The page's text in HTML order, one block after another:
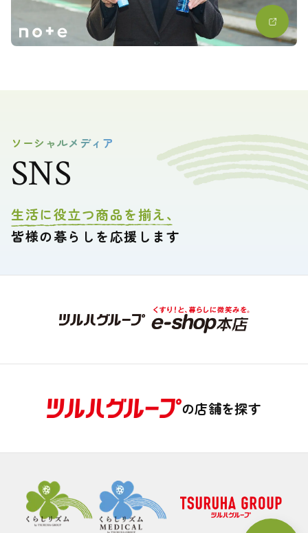
ソーシャルメディア
SNS
生活に役立つ商品を揃え、
皆様の暮らしを応援します
の店舗を探す